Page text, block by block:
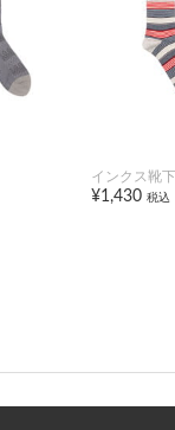
インクス靴下
¥1,430 税込